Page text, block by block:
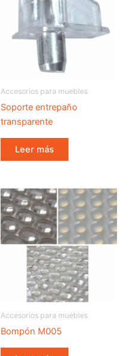
Accesorios para muebles
Soporte entrepaño
transparente
Leer más
Accesorios para muebles
Bompón M005